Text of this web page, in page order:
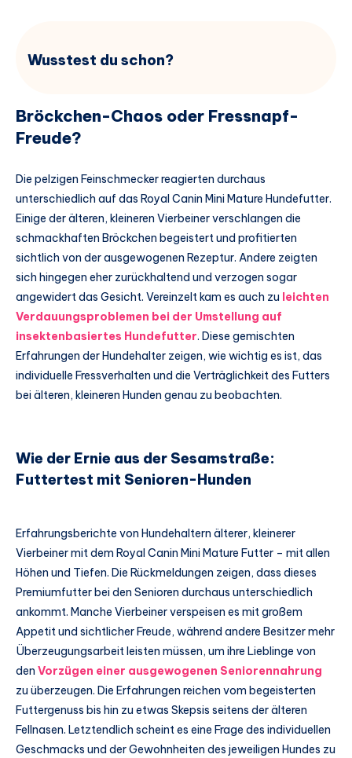
Wusstest du schon?
Bröckchen-Chaos oder Fressnapf-
Freude?
Die pelzigen Feinschmecker reagierten durchaus
unterschiedlich auf das Royal Canin Mini Mature Hundefutter.
Einige der älteren, kleineren Vierbeiner verschlangen die
schmackhaften Bröckchen begeistert und profitierten
sichtlich von der ausgewogenen Rezeptur. Andere zeigten
sich hingegen eher zurückhaltend und verzogen sogar
angewidert das Gesicht. Vereinzelt kam es auch zu leichten
Verdauungsproblemen bei der Umstellung auf
insektenbasiertes Hundefutter. Diese gemischten
Erfahrungen der Hundehalter zeigen, wie wichtig es ist, das
individuelle Fressverhalten und die Verträglichkeit des Futters
bei älteren, kleineren Hunden genau zu beobachten.
Wie der Ernie aus der Sesamstraße:
Futtertest mit Senioren-Hunden
Erfahrungsberichte von Hundehaltern älterer, kleinerer
Vierbeiner mit dem Royal Canin Mini Mature Futter – mit allen
Höhen und Tiefen. Die Rückmeldungen zeigen, dass dieses
Premiumfutter bei den Senioren durchaus unterschiedlich
ankommt. Manche Vierbeiner verspeisen es mit großem
Appetit und sichtlicher Freude, während andere Besitzer mehr
Überzeugungsarbeit leisten müssen, um ihre Lieblinge von
den Vorzügen einer ausgewogenen Seniorennahrung
zu überzeugen. Die Erfahrungen reichen vom begeisterten
Futtergenuss bis hin zu etwas Skepsis seitens der älteren
Fellnasen. Letztendlich scheint es eine Frage des individuellen
Geschmacks und der Gewohnheiten des jeweiligen Hundes zu